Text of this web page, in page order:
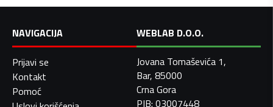
NAVIGACIJA
Prijavi se
Kontakt
Pomoć
WEBLAB D.O.O.
Jovana Tomaševića 1,
Bar, 85000
Crna Gora
PIB: 03007448